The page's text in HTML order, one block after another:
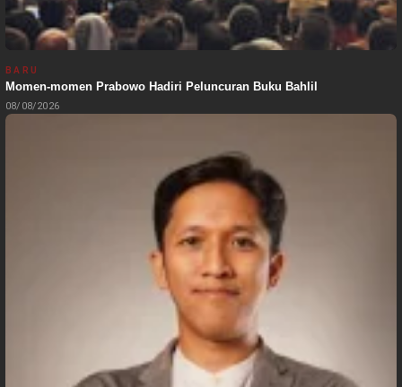
BARU
Momen-momen Prabowo Hadiri Peluncuran Buku Bahlil
08/08/2026